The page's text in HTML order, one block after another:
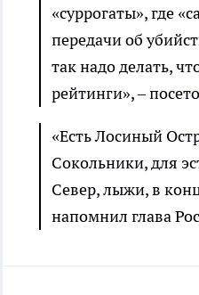
«суррогаты», где
передачи об
так надо делать,
рейтинги», –
«Есть Лосиный
Сокольники, для
Север, лыжи, в
напомнил глава